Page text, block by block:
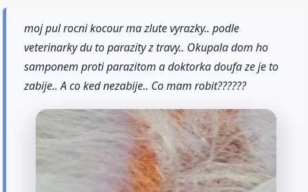
moj pul rocni kocour ma zlute vyrazky.. podle
veterinarky du to parazity z travy.. Okupala dom ho
samponem proti parazitom a doktorka doufa ze je to
zabije.. A co ked nezabije.. Co mam robit??????